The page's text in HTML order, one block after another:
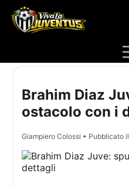
Brahim Diaz
ostacolo con i
Giampiero Colossi • Pubblicato